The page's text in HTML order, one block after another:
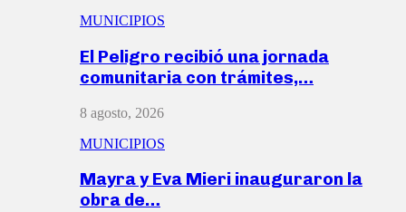
MUNICIPIOS
El Peligro recibió una jornada
comunitaria con trámites,…
8 agosto, 2026
MUNICIPIOS
Mayra y Eva Mieri inauguraron la
obra de…